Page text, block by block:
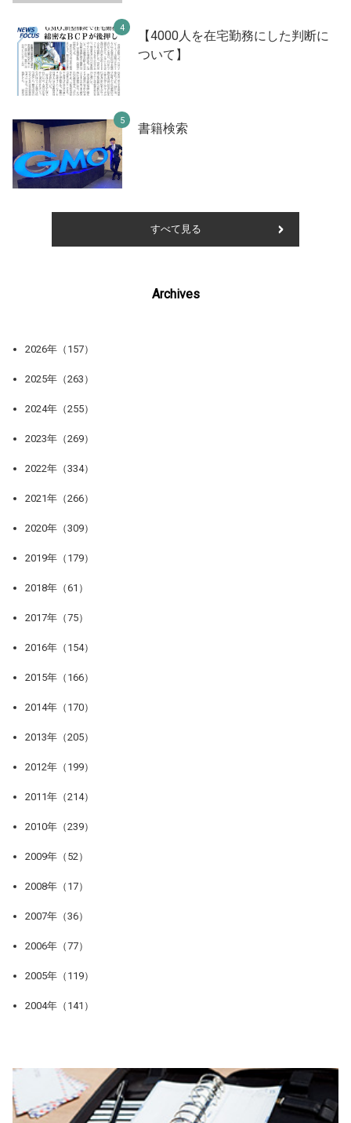
【4000人を在宅勤務にした判断に
ついて】
書籍検索
すべて見る
Archives
2026年（157）
2025年（263）
2024年（255）
2023年（269）
2022年（334）
2021年（266）
2020年（309）
2019年（179）
2018年（61）
2017年（75）
2016年（154）
2015年（166）
2014年（170）
2013年（205）
2012年（199）
2011年（214）
2010年（239）
2009年（52）
2008年（17）
2007年（36）
2006年（77）
2005年（119）
2004年（141）